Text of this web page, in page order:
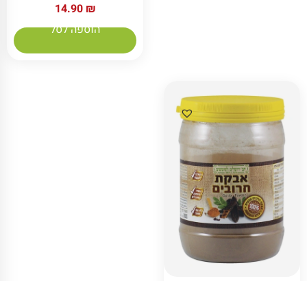
14.90 ₪
הוספה לסל